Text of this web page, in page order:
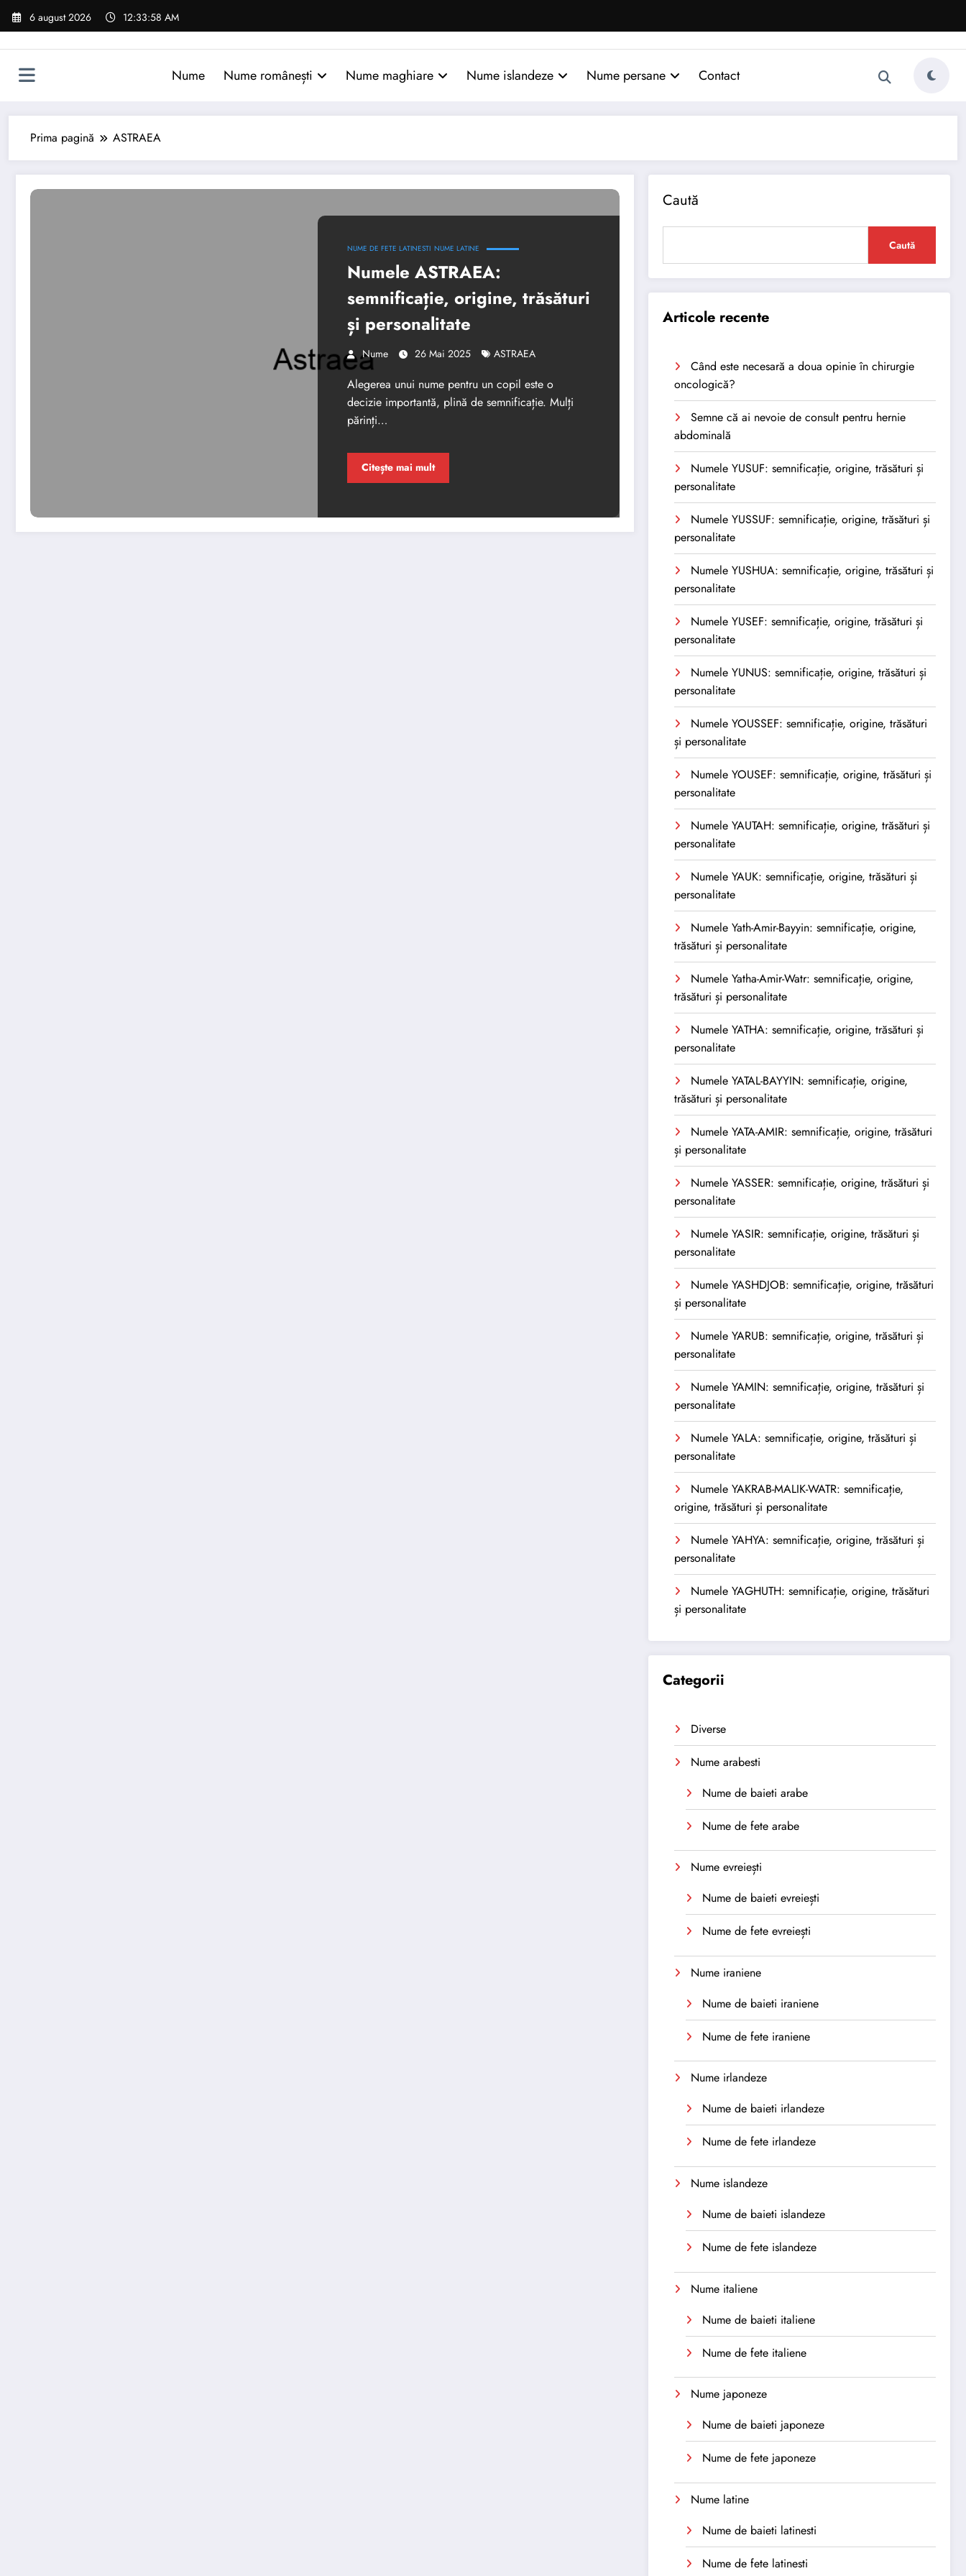
Sari
6 august 2026 12:33:59 AM
Nume Nume românești Nume maghiare Nume islandeze Nume persane Contact
Prima pagină ASTRAEA
NUME DE FETE LATINESTI NUME LATINE
Numele ASTRAEA:
semnificație, origine, trăsături
și personalitate
Nume 26 Mai 2025 ASTRAEA
Alegerea unui nume pentru un copil este o
decizie importantă, plină de semnificație. Mulți
părinți…
Citește mai mult
Caută
Caută
Articole recente
Când este necesară a doua opinie în chirurgie
oncologică?
Semne că ai nevoie de consult pentru hernie
abdominală
Numele YUSUF: semnificație, origine, trăsături și
personalitate
Numele YUSSUF: semnificație, origine, trăsături și
personalitate
Numele YUSHUA: semnificație, origine, trăsături și
personalitate
Numele YUSEF: semnificație, origine, trăsături și
personalitate
Numele YUNUS: semnificație, origine, trăsături și
personalitate
Numele YOUSSEF: semnificație, origine, trăsături
și personalitate
Numele YOUSEF: semnificație, origine, trăsături și
personalitate
Numele YAUTAH: semnificație, origine, trăsături și
personalitate
Numele YAUK: semnificație, origine, trăsături și
personalitate
Numele Yath-Amir-Bayyin: semnificație, origine,
trăsături și personalitate
Numele Yatha-Amir-Watr: semnificație, origine,
trăsături și personalitate
Numele YATHA: semnificație, origine, trăsături și
personalitate
Numele YATAL-BAYYIN: semnificație, origine,
trăsături și personalitate
Numele YATA-AMIR: semnificație, origine, trăsături
și personalitate
Numele YASSER: semnificație, origine, trăsături și
personalitate
Numele YASIR: semnificație, origine, trăsături și
personalitate
Numele YASHDJOB: semnificație, origine, trăsături
și personalitate
Numele YARUB: semnificație, origine, trăsături și
personalitate
Numele YAMIN: semnificație, origine, trăsături și
personalitate
Numele YALA: semnificație, origine, trăsături și
personalitate
Numele YAKRAB-MALIK-WATR: semnificație,
origine, trăsături și personalitate
Numele YAHYA: semnificație, origine, trăsături și
personalitate
Numele YAGHUTH: semnificație, origine, trăsături
și personalitate
Categorii
Diverse
Nume arabesti
Nume de baieti arabe
Nume de fete arabe
Nume evreiești
Nume de baieti evreiești
Nume de fete evreiești
Nume iraniene
Nume de baieti iraniene
Nume de fete iraniene
Nume irlandeze
Nume de baieti irlandeze
Nume de fete irlandeze
Nume islandeze
Nume de baieti islandeze
Nume de fete islandeze
Nume italiene
Nume de baieti italiene
Nume de fete italiene
Nume japoneze
Nume de baieti japoneze
Nume de fete japoneze
Nume latine
Nume de baieti latinesti
Nume de fete latinesti